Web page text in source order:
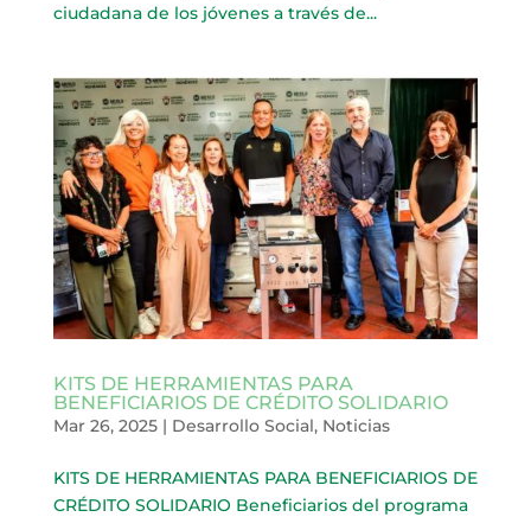
ciudadana de los jóvenes a través de...
KITS DE HERRAMIENTAS PARA
BENEFICIARIOS DE CRÉDITO SOLIDARIO
Mar 26, 2025| Desarrollo Social, Noticias
KITS DE HERRAMIENTAS PARA BENEFICIARIOS DE
CRÉDITO SOLIDARIO Beneficiarios del programa